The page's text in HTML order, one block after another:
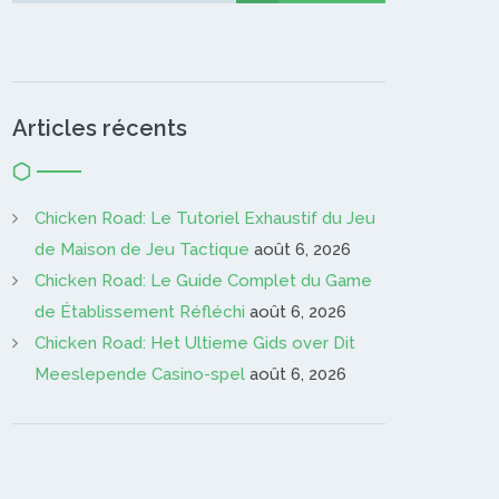
Articles récents
Chicken Road: Le Tutoriel Exhaustif du Jeu
de Maison de Jeu Tactique août 6, 2026
Chicken Road: Le Guide Complet du Game
de Établissement Réfléchi août 6, 2026
Chicken Road: Het Ultieme Gids over Dit
Meeslepende Casino-spel août 6, 2026